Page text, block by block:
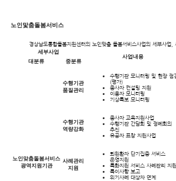
노인맟춤돌봄서비스
경상남도통합돌봄지원센터의 노인맞춤 돌봄서비스사업의 세부사업
세부사업
사업내용
대분류
중분류
노인맞춤돌봄서비스
광역지원기관
수행기관
품질관리
수행기관 모니터링 및 현장 점
(평가)
종사자 컨설팅 지원
이용자 모니터링
기상특보 모니터링
수행기관
역량강화
종사자 교육지원사업
수행기관 간담회 및 정례회의
추진
유공자 표창 지원사업
사례관리
지원
퇴원환자 단기집중 서비스
운영지원
특화지원 서비스 사례관리 지원
특이사항 보고
위기사례 대상자 연계